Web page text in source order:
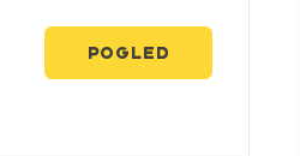
POGLED